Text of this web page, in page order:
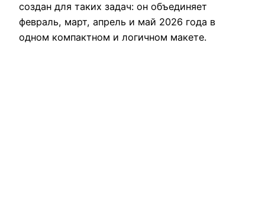
создан для таких задач: он объединяет
февраль, март, апрель и май 2026 года в
одном компактном и логичном макете.